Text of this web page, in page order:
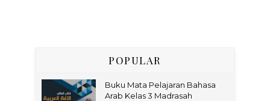
POPULAR
Buku Mata Pelajaran Bahasa
Arab Kelas 3 Madrasah